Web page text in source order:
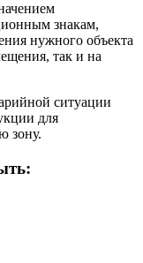
знакам,
нужного объекта
так и на
ситуации
для
зону.